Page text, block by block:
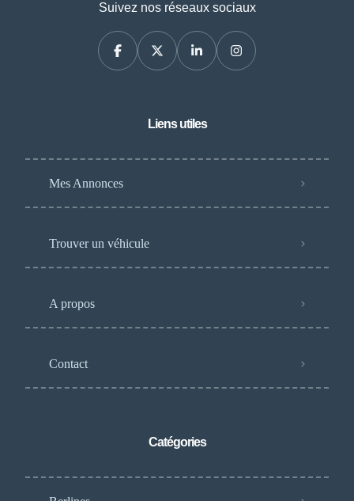
Suivez nos réseaux sociaux
Liens utiles
Mes Annonces
Trouver un véhicule
A propos
Contact
Catégories